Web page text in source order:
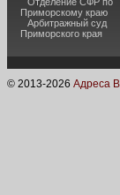
Приморскому краю
Арбитражный суд
Приморского края
© 2013-2026 Адреса